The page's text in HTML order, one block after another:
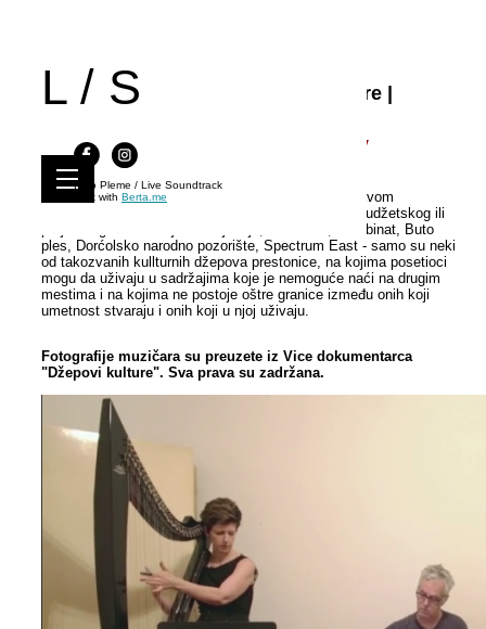
L / S
Kino Pleme / Live Soundtrack
Built with Berta.me
Live Soundtrack 25 | Džepovi kulture |
Milana Zarić, Richard Barrett & Bratislav
Radovanović, Ex-You, O.S.D
Veliki deo kulturnog života Beograda odvija se u pravom
undergroundu - daleko od institucija ili bilo kakvog budžetskog ili
projektnog finansiranja. Matrijaršija, Kvaka 22, Kombinat, Buto
ples, Dorćolsko narodno pozorište, Spectrum East - samo su neki
od takozvanih kullturnih džepova prestonice, na kojima posetioci
mogu da uživaju u sadržajima koje je nemoguće naći na drugim
mestima i na kojima ne postoje oštre granice između onih koji
umetnost stvaraju i onih koji u njoj uživaju.
Fotografije muzičara su preuzete iz Vice dokumentarca
"Džepovi kulture". Sva prava su zadržana.